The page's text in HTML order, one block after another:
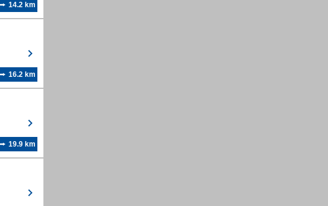
14.2 km
16.2 km
19.9 km